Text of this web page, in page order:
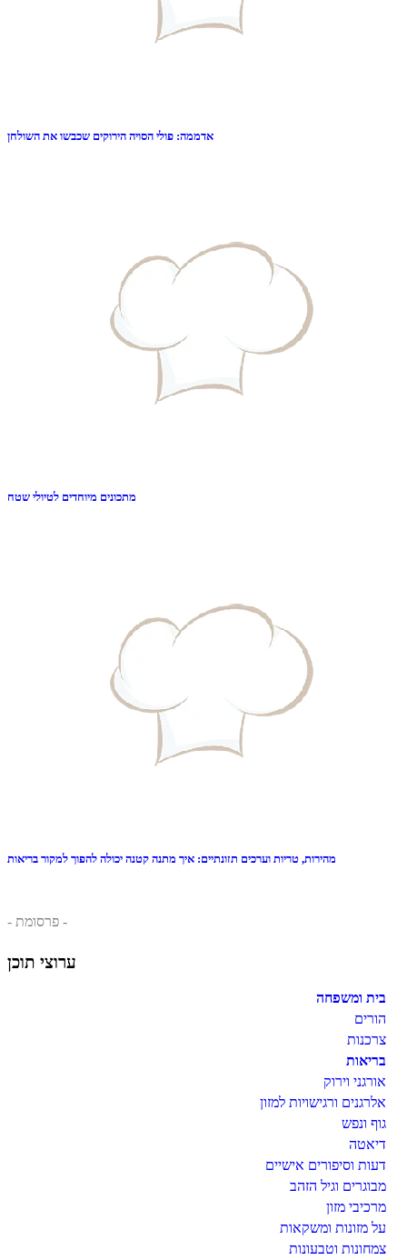
אדממה: פולי הסויה הירוקים שכבשו את השולחן
מתכונים מיוחדים לטיולי שטח
מהירות, טריות וערכים תזונתיים: איך מתנה קטנה יכולה להפוך למקור בריאות
- פרסומת -
ערוצי תוכן
בית ומשפחה
הורים
צרכנות
בריאות
אורגני וירוק
אלרגנים ורגישויות למזון
גוף ונפש
דיאטה
דעות וסיפורים אישיים
מבוגרים וגיל הזהב
מרכיבי מזון
על מזונות ומשקאות
צמחונות וטבעונות